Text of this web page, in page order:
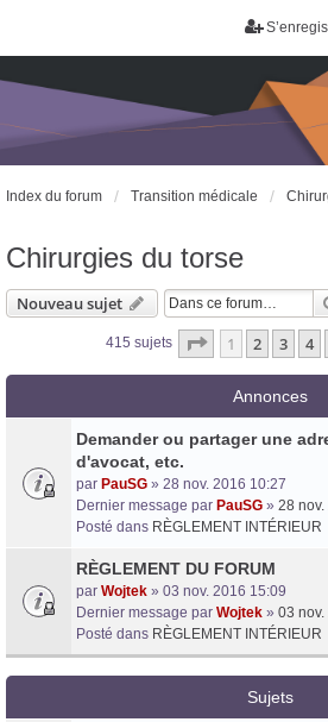
Index du forum Transition médicale
Chirurgies du torse
Nouveau sujet
415 sujets Page 1sur17
1 2 3 4
Annonces
Demander ou partager une
d'avocat, etc.
par PauSG » 28 nov. 2016 10:27
Dernier message par PauSG » 28
Posté dans RÈGLEMENT INTÉRIEUR
RÈGLEMENT DU FORUM
par Wojtek » 03 nov. 2016 15:09
Dernier message par Wojtek » 03
Posté dans RÈGLEMENT INTÉRIEUR
Sujets